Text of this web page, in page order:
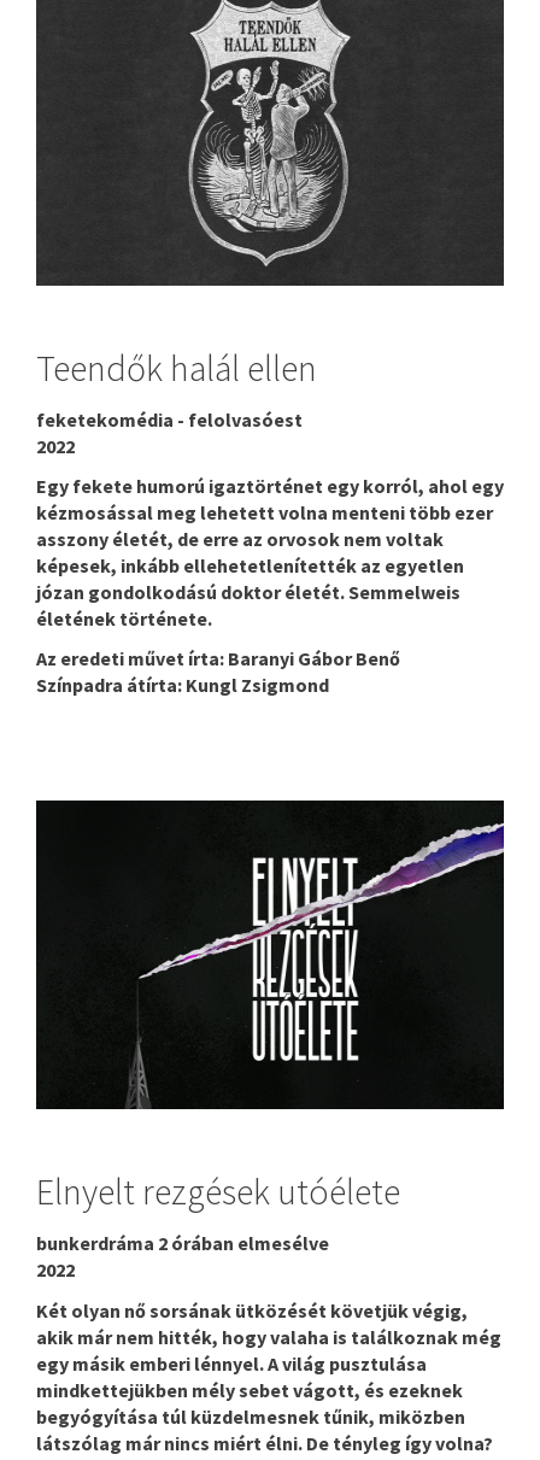
Teendők halál ellen
feketekomédia - felolvasóest
2022
Egy fekete humorú igaztörténet egy korról, ahol egy
kézmosással meg lehetett volna menteni több ezer
asszony életét, de erre az orvosok nem voltak
képesek, inkább ellehetetlenítették az egyetlen
józan gondolkodású doktor életét. Semmelweis
életének története.
Az eredeti művet írta: Baranyi Gábor Benő
Színpadra átírta: Kungl Zsigmond
Elnyelt rezgések utóélete
bunkerdráma 2 órában elmesélve
2022
Két olyan nő sorsának ütközését követjük végig,
akik már nem hitték, hogy valaha is találkoznak még
egy másik emberi lénnyel. A világ pusztulása
mindkettejükben mély sebet vágott, és ezeknek
begyógyítása túl küzdelmesnek tűnik, miközben
látszólag már nincs miért élni. De tényleg így volna?